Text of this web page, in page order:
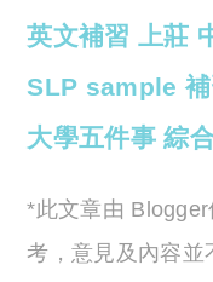
英文補習
上莊
SLP sample
大學五件事綜
*此文章由
考，意見及內容並